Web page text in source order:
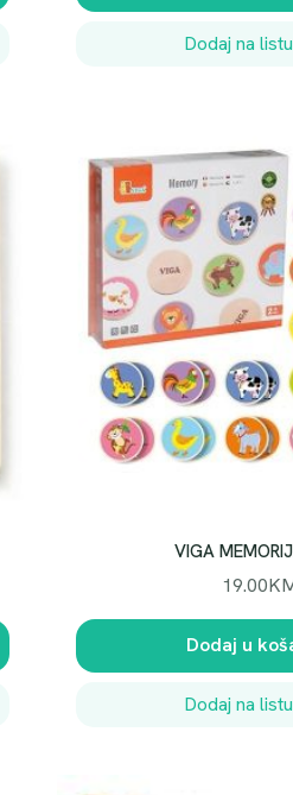
Dodaj na
VIGA
19.00
Dodaj u
Dodaj na